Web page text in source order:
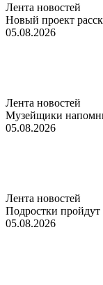
Лента новостей
Новый проект
05.08.2026
Лента новостей
Музейщики
05.08.2026
Лента новостей
Подростки пройдут
05.08.2026